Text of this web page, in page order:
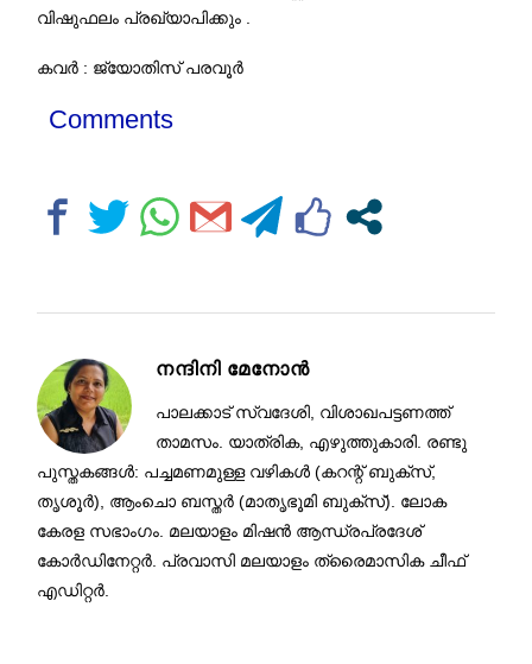
വിഷുഫലം പ്രഖ്യാപിക്കും .
കവർ : ജ്യോതിസ് പരവൂർ
Comments
നന്ദിനി മേനോൻ
പാലക്കാട് സ്വദേശി, വിശാഖപട്ടണത്ത്
താമസം. യാത്രിക, എഴുത്തുകാരി. രണ്ടു
പുസ്തകങ്ങൾ: പച്ചമണമുള്ള വഴികൾ (കറന്റ് ബുക്സ്,
തൃശൂർ), ആംചൊ ബസ്തർ (മാതൃഭൂമി ബുക്സ്). ലോക
കേരള സഭാംഗം. മലയാളം മിഷൻ ആന്ധ്രപ്രദേശ്
കോർഡിനേറ്റർ. പ്രവാസി മലയാളം ത്രൈമാസിക ചീഫ്
എഡിറ്റർ.